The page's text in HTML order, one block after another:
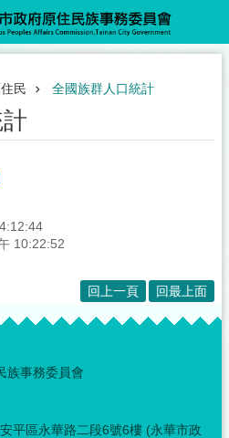
民 全國族群人口統計
10:22:52
回上一頁 回最上面
族事務委員會
平區永華路二段6號6樓 (永華市政